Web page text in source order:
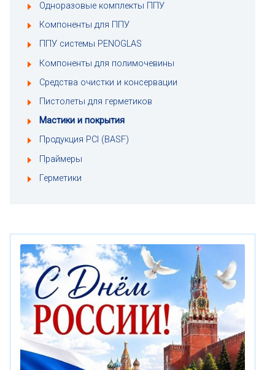
Одноразовые комплекты ППУ
Компоненты для ППУ
ППУ системы PENOGLAS
Компоненты для полимочевины
Средства очистки и консервации
Пистолеты для герметиков
Мастики и покрытия
Продукция PCI (BASF)
Праймеры
Герметики